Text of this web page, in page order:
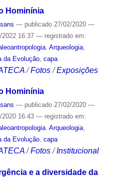
Hominínia
— publicado27/02/2020 —
16:37 — registrado em:
, Arqueologia,
da Evolução, capa
/Fotos /Exposições
Hominínia
— publicado27/02/2020 —
16:43 — registrado em:
, Arqueologia,
da Evolução, capa
/Fotos /Institucional
e a diversidade da